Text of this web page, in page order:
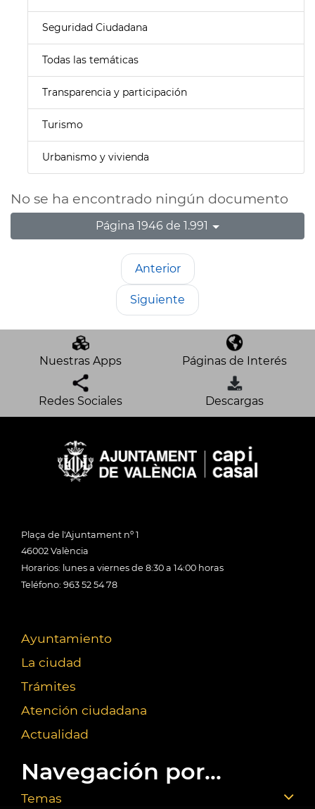
Seguridad Ciudadana
Todas las temáticas
Transparencia y participación
Turismo
Urbanismo y vivienda
No se ha encontrado ningún documento
Página 1946 de 1.991
Anterior
Siguiente
Nuestras Apps Páginas de Interés
Redes Sociales Descargas
Plaça de l'Ajuntament nº 1
46002 València
Horarios: lunes a viernes de 8:30 a 14:00 horas
Teléfono: 963 52 54 78
Ayuntamiento
La ciudad
Trámites
Atención ciudadana
Actualidad
Navegación por...
Temas